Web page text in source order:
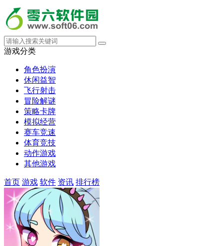
游戏分类
角色扮演
休闲益智
飞行射击
冒险解谜
策略卡牌
模拟经营
赛车竞速
体育竞技
动作游戏
其他游戏
首页 游戏 软件 资讯 排行榜